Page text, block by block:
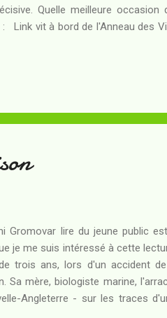
Quelle meilleure
: Link vit à bord de l'Anneau des
comprendre au juste ce que
tabou de l'Anneau. Le seul
Gromovar lire du jeune public
je me suis intéressé à cette
trois ans, lors d'un accident
Sa mère, biologiste marine,
Angleterre - sur les traces